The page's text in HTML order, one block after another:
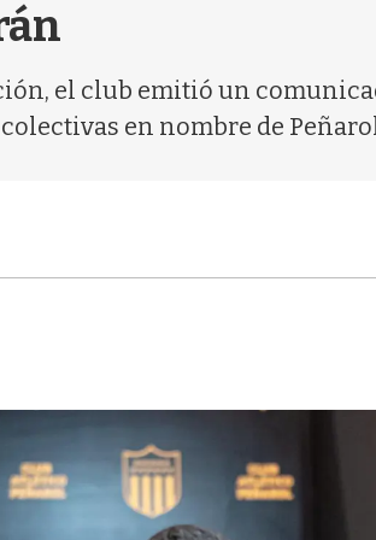
el club emitió un
en nombre de